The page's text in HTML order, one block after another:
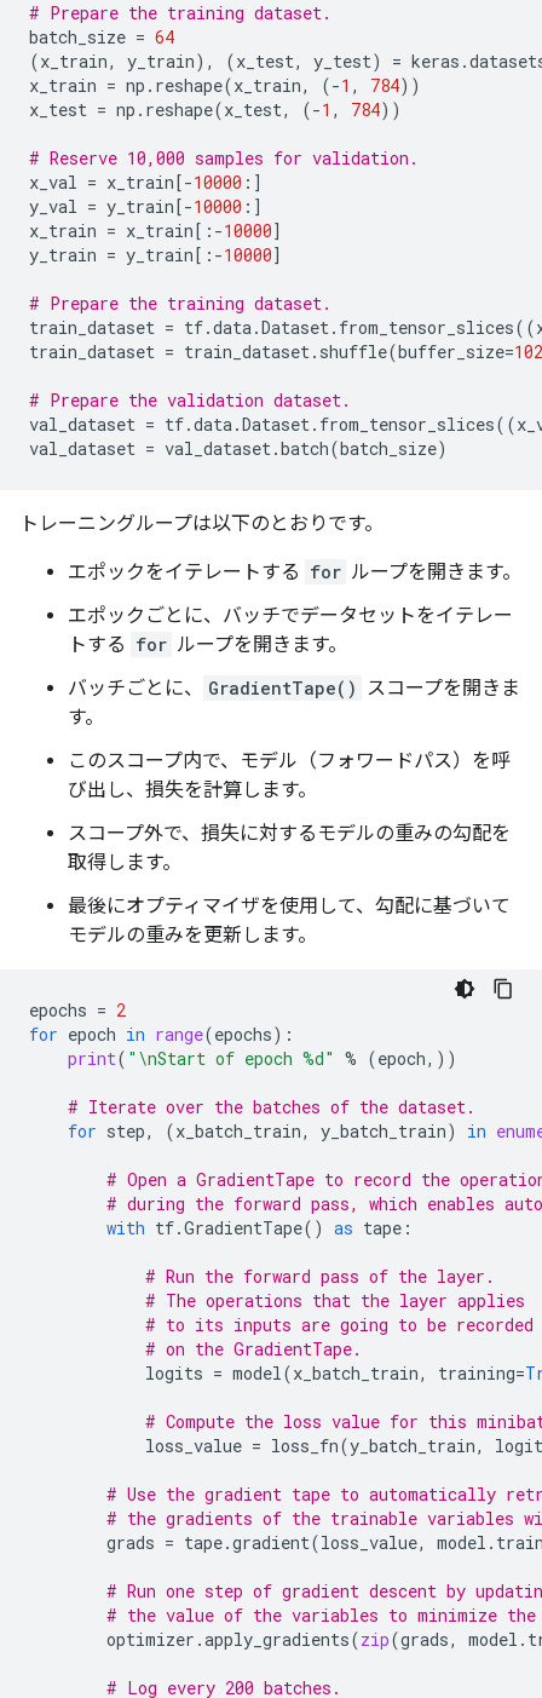
# Prepare the training dataset.
batch_size = 64
(x_train, y_train), (x_test, y_test) = keras .
x_train = np . reshape(x_train, (-1 , 784))
x_test = np . reshape(x_test, (-1 , 784))
# Reserve 10,000 samples for validation.
x_val = x_train[-10000 :]
y_val = y_train[-10000 :]
x_train = x_train[: -10000]
y_train = y_train[: -10000]
# Prepare the training dataset.
train_dataset = tf.data.Dataset. from_tensor_slices((
train_dataset = train_dataset. shuffle(buffer_size=
# Prepare the validation dataset.
val_dataset = tf.data.Dataset. from_tensor_slices((
val_dataset = val_dataset.batch(batch_size)
トレーニングループは以下のとおりです。
エポックをイテレートする for ループを開きます。
エポックごとに、バッチでデータセットをイテレー
トする for ループを開きます。
バッチごとに、
GradientTape() スコープを開きま
す。
このスコープ内で、モデル（フォワードパス）を呼
び出し、損失を計算します。
スコープ外で、損失に対するモデルの重みの勾配を
取得します。
最後にオプティマイザを使用して、勾配に基づいて
モデルの重みを更新します。
epochs = 2
for epoch in range(epochs):
print( " \nStart of epoch %d" % (epoch,))
# Iterate over the batches of the dataset.
for step, (x_batch_train, y_batch_train) in
# Open a GradientTape to record the
# during the forward pass, which enables
with tf.GradientTape() as tape :
# Run the forward pass of the layer.
# The operations that the layer applies
# to its inputs are going to be recorded
# on the GradientTape.
logits = model(x_batch_train, training=
# Compute the loss value for this
loss_value = loss_fn(y_batch_train,
# Use the gradient tape to automatically
# the gradients of the trainable variables
grads = tape.gradient(loss_value, model .
# Run one step of gradient descent by
# the value of the variables to minimize
optimizer .apply_gradients(zip(grads, model .
# Log every 200 batches.